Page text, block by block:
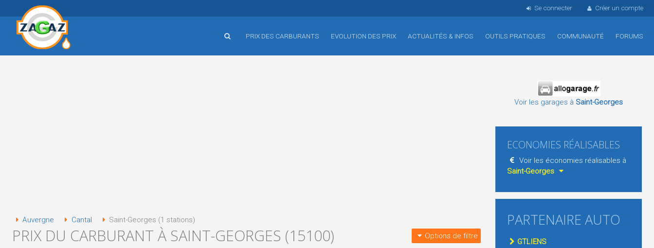
Se connecter Créer un compte
PRIX DES CARBURANTS EVOLUTION DES PRIX ACTUALITÉS & INFOS OUTILS PRATIQUES COMMUNAUTÉ FORUMS
Auvergne Cantal Saint-Georges (1 stations)
PRIX DU CARBURANT À SAINT-GEORGES (15100) Options de filtre
Voir les garages à Saint-Georges
ECONOMIES RÉALISABLES
Voir les économies réalisables à
Saint-Georges
PARTENAIRE AUTO
GTLIENS